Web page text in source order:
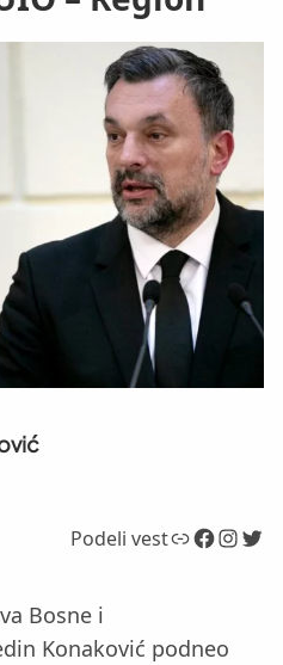
Podeli vestLink Facebook InstagramTwitter
Bosne i
Konaković podneo